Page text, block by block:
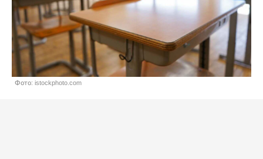
Фото: istockphoto.com